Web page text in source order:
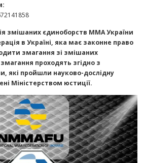
змішаних єдиноборств ММА України
в Україні, яка має законне право
змагання зі змішаних
проходять згідно з
які пройшли науково-дослідну
Міністерством юстиції.